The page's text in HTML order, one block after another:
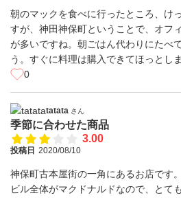
朝のマックを食べに行ったところ、け
すが、神田神保町ということで、オフ
が多いですね。朝ごはん代わりにたべ
う。すぐに料理は購入できてほっとし
0
tatata さん
季節に合わせた商品
3.00
投稿日 2020/08/10
神保町古本屋街の一角にあるお店です。
ビル全体がマクドナルドなので、とて